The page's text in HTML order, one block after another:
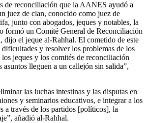
de reconciliación que la AANES ayudó a
juez de clan, conocido como juez de
junto con abogados, jeques y notables, la
formó un Comité General de Reconciliación
dijo el jeque al-Rahhal. El cometido de este
dificultades y resolver los problemas de los
los jeques y los comités de reconciliación
asuntos lleguen a un callejón sin salida”,
las luchas intestinas y las disputas en
y seminarios educativos, e integrar a los
a través de los partidos [políticos], la
añadió al-Rahhal.